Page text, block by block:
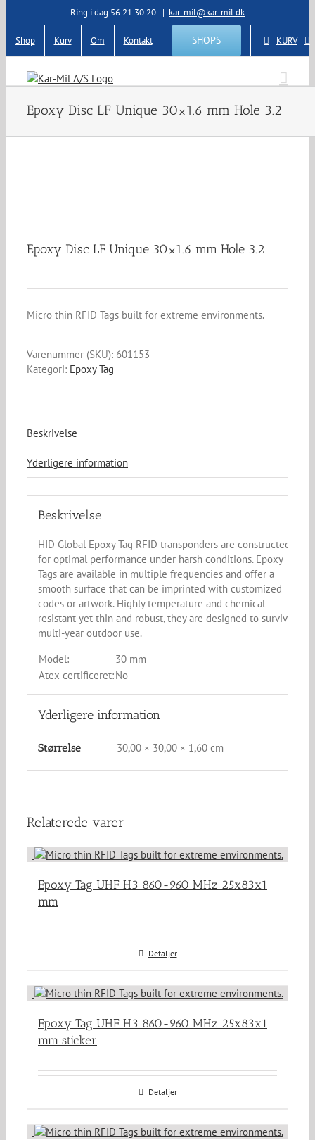
to
content
Ring i dag 56 21 30 20 | kar-mil@kar-mil.dk
Shop Kurv Om Kontakt SHOPS KURV
Epoxy Disc LF Unique 30×1.6 mm Hole 3.2
Epoxy Disc LF Unique 30×1.6 mm Hole 3.2
Micro thin RFID Tags built for extreme environments.
Varenummer (SKU): 601153
Kategori: Epoxy Tag
Beskrivelse
Yderligere information
Beskrivelse
HID Global Epoxy Tag RFID transponders are constructed
for optimal performance under harsh conditions. Epoxy
Tags are available in multiple frequencies and offer a
smooth surface that can be imprinted with customized
codes or artwork. Highly temperature and chemical
resistant yet thin and robust, they are designed to survive
multi-year outdoor use.
Model:
30 mm
Atex certificeret:No
Yderligere information
Størrelse 30,00 × 30,00 × 1,60 cm
Relaterede varer
Epoxy Tag UHF H3 860-960 MHz 25x83x1
mm
Detaljer
Epoxy Tag UHF H3 860-960 MHz 25x83x1
mm sticker
Detaljer